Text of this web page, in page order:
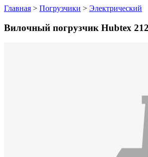
Главная > Погрузчики > Электрический
Вилочный погрузчик Hubtex